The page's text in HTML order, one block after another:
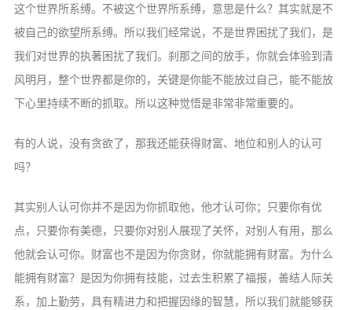
这个世界所系缚。不被这个世界所系缚，意思是什么？其实就是不
被自己的欲望所系缚。所以我们经常说，不是世界困扰了我们，是
我们对世界的执著困扰了我们。刹那之间的放手，你就会体验到清
风明月，整个世界都是你的，关键是你能不能放过自己，能不能放
下心里持续不断的抓取。所以这种觉悟是非常非常重要的。
有的人说，没有贪欲了，那我还能获得财富、地位和别人的认可
吗？
其实别人认可你并不是因为你抓取他，他才认可你；只要你有优
点，只要你有美德，只要你对别人展现了关怀，对别人有用，那么
他就会认可你。财富也不是因为你贪财，你就能拥有财富。为什么
能拥有财富？是因为你拥有技能，过去生积累了福报，善结人际关
系，加上勤劳，具有精进力和把握因缘的智慧，所以我们就能够获